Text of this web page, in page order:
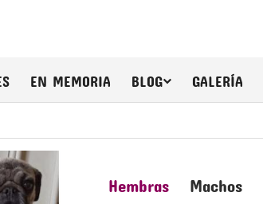
EN MEMORIA BLOG GALERÍA
Hembras Machos